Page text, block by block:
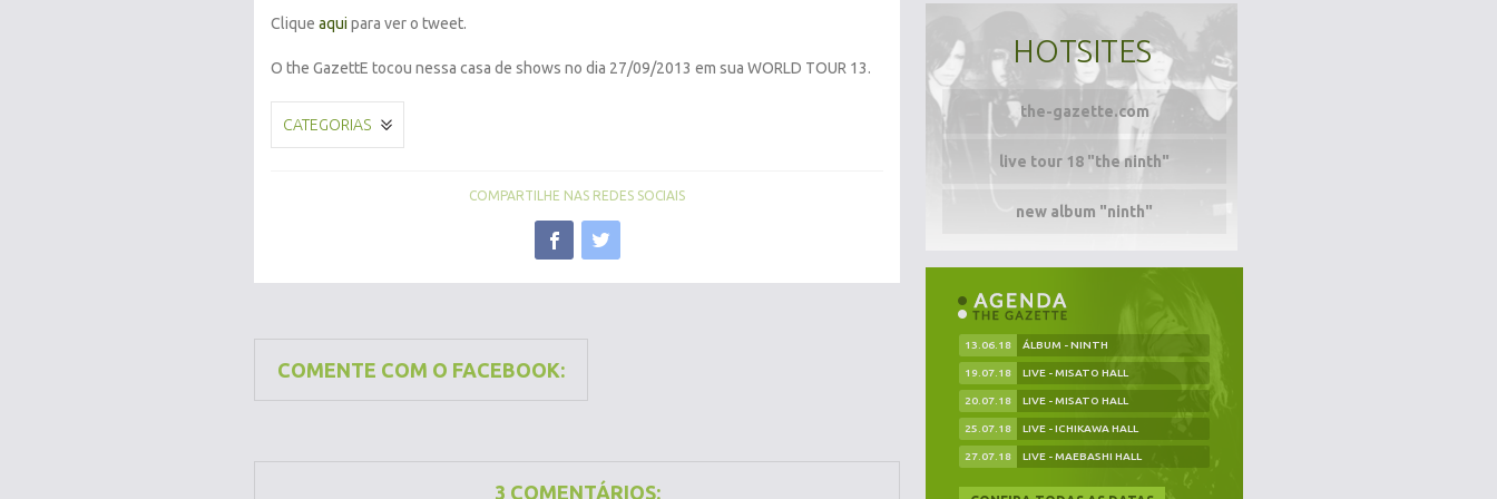
Clique aqui para ver o tweet.
O the GazettE tocou nessa casa de shows no dia 27/09/2013 em sua WORLD TOUR 13.
CATEGORIAS
COMPARTILHE NAS REDES SOCIAIS
COMENTE COM O FACEBOOK:
3 COMENTÁRIOS:
HOTSITES
the-gazette.com
live tour 18 "the ninth"
new album "ninth"
13.06.18 ÁLBUM - NINTH
19.07.18 LIVE - MISATO HALL
20.07.18 LIVE - MISATO HALL
25.07.18 LIVE - ICHIKAWA HALL
27.07.18 LIVE - MAEBASHI HALL